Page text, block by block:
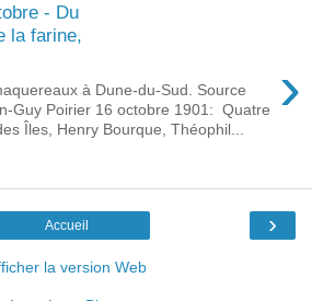
- Du
la farine,
›
à Dune-du-Sud. Source
Guy Poirier 16 octobre 1901: Quatre
Îles, Henry Bourque, Théophil...
›
Accueil
la version Web